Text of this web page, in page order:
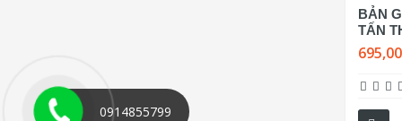
BẢN
TẤN
0914855799